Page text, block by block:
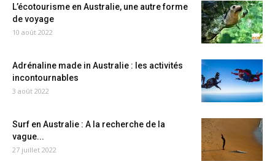
L’écotourisme en Australie, une autre forme
de voyage
10 août 2022
Adrénaline made in Australie : les activités
incontournables
3 août 2022
Surf en Australie : A la recherche de la
vague...
27 juillet 2022